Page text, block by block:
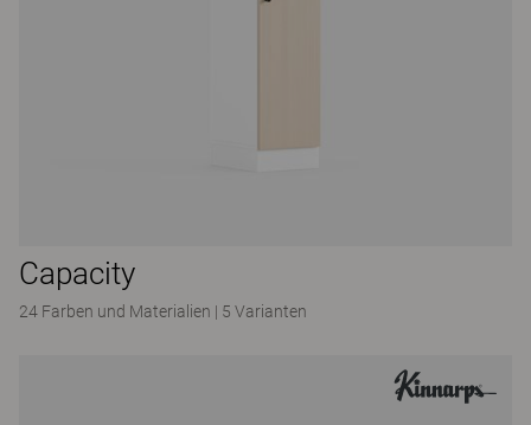
Capacity
24 Farben und Materialien | 5 Varianten